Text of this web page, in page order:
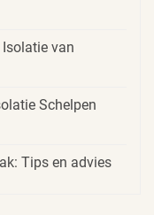
van
Schelpen
Tips en advies